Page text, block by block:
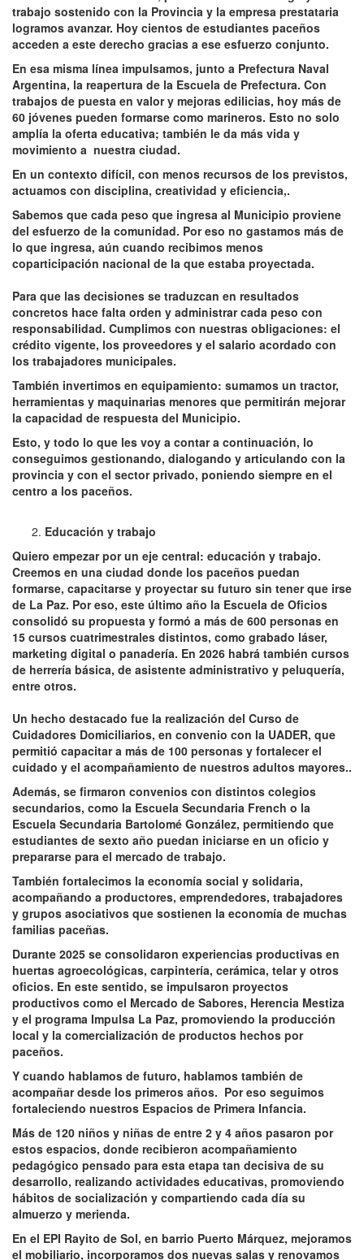
trabajo sostenido con la Provincia y la empresa prestataria
logramos avanzar. Hoy cientos de estudiantes paceños
acceden a este derecho gracias a ese esfuerzo conjunto.
En esa misma línea impulsamos, junto a Prefectura Naval
Argentina, la reapertura de la Escuela de Prefectura. Con
trabajos de puesta en valor y mejoras edilicias, hoy más de
60 jóvenes pueden formarse como marineros. Esto no solo
amplía la oferta educativa; también le da más vida y
movimiento a nuestra ciudad.
En un contexto difícil, con menos recursos de los previstos,
actuamos con disciplina, creatividad y eficiencia,.
Sabemos que cada peso que ingresa al Municipio proviene
del esfuerzo de la comunidad. Por eso no gastamos más de
lo que ingresa, aún cuando recibimos menos
coparticipación nacional de la que estaba proyectada.
Para que las decisiones se traduzcan en resultados
concretos hace falta orden y administrar cada peso con
responsabilidad. Cumplimos con nuestras obligaciones: el
crédito vigente, los proveedores y el salario acordado con
los trabajadores municipales.
También invertimos en equipamiento: sumamos un tractor,
herramientas y maquinarias menores que permitirán mejorar
la capacidad de respuesta del Municipio.
Esto, y todo lo que les voy a contar a continuación, lo
conseguimos gestionando, dialogando y articulando con la
provincia y con el sector privado, poniendo siempre en el
centro a los paceños.
Educación y trabajo
Quiero empezar por un eje central: educación y trabajo.
Creemos en una ciudad donde los paceños puedan
formarse, capacitarse y proyectar su futuro sin tener que irse
de La Paz. Por eso, este último año la Escuela de Oficios
consolidó su propuesta y formó a más de 600 personas en
15 cursos cuatrimestrales distintos, como grabado láser,
marketing digital o panadería. En 2026 habrá también cursos
de herrería básica, de asistente administrativo y peluquería,
entre otros.
Un hecho destacado fue la realización del Curso de
Cuidadores Domiciliarios, en convenio con la UADER, que
permitió capacitar a más de 100 personas y fortalecer el
cuidado y el acompañamiento de nuestros adultos mayores..
Además, se firmaron convenios con distintos colegios
secundarios, como la Escuela Secundaria French o la
Escuela Secundaria Bartolomé González, permitiendo que
estudiantes de sexto año puedan iniciarse en un oficio y
prepararse para el mercado de trabajo.
También fortalecimos la economía social y solidaria,
acompañando a productores, emprendedores, trabajadores
y grupos asociativos que sostienen la economía de muchas
familias paceñas.
Durante 2025 se consolidaron experiencias productivas en
huertas agroecológicas, carpintería, cerámica, telar y otros
oficios. En este sentido, se impulsaron proyectos
productivos como el Mercado de Sabores, Herencia Mestiza
y el programa Impulsa La Paz, promoviendo la producción
local y la comercialización de productos hechos por
paceños.
Y cuando hablamos de futuro, hablamos también de
acompañar desde los primeros años. Por eso seguimos
fortaleciendo nuestros Espacios de Primera Infancia.
Más de 120 niños y niñas de entre 2 y 4 años pasaron por
estos espacios, donde recibieron acompañamiento
pedagógico pensado para esta etapa tan decisiva de su
desarrollo, realizando actividades educativas, promoviendo
hábitos de socialización y compartiendo cada día su
almuerzo y merienda.
En el EPI Rayito de Sol, en barrio Puerto Márquez, mejoramos
el mobiliario, incorporamos dos nuevas salas y renovamos